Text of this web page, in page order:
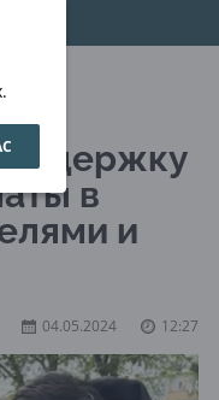
в
и
04.05.2024 12:27